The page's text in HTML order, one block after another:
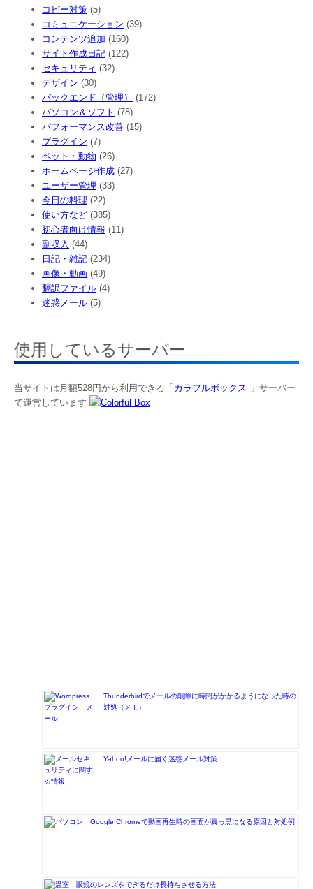
コピー対策 (5)
コミュニケーション (39)
コンテンツ追加 (160)
サイト作成日記 (122)
セキュリティ (32)
デザイン (30)
バックエンド（管理）
(172)
パソコン＆ソフト (78)
パフォーマンス改善 (15)
プラグイン (7)
ペット・動物 (26)
ホームページ作成 (27)
ユーザー管理 (33)
今日の料理 (22)
使い方など (385)
初心者向け情報 (11)
副収入 (44)
日記・雑記 (234)
画像・動画 (49)
翻訳ファイル (4)
迷惑メール (5)
使用しているサーバー
当サイトは月額528円から利用できる「 カラフルボックス
」サーバー
で運営しています
Thunderbirdでメールの削除に時間がかかるようになった時の
対処（メモ）
Yahoo!メールに届く迷惑メール対策
Google Chromeで動画再生時の画面が真っ黒になる原因と対処例
眼鏡のレンズをできるだけ長持ちさせる方法